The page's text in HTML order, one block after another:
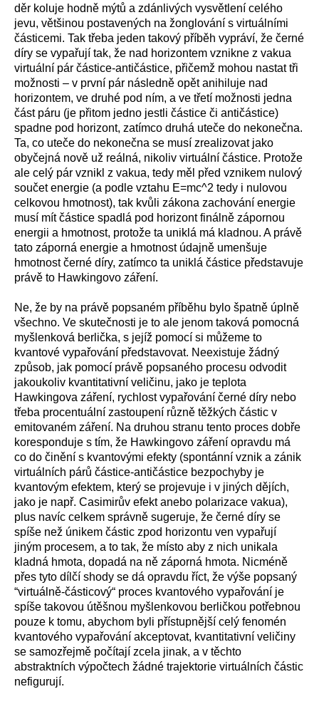
děr koluje hodně mýtů a zdánlivých vysvětlení celého
jevu, většinou postavených na žonglování s virtuálními
částicemi. Tak třeba jeden takový příběh vypráví, že černé
díry se vypařují tak, že nad horizontem vznikne z vakua
virtuální pár částice-antičástice, přičemž mohou nastat tři
možnosti – v první pár následně opět anihiluje nad
horizontem, ve druhé pod ním, a ve třetí možnosti jedna
část páru (je přitom jedno jestli částice či antičástice)
spadne pod horizont, zatímco druhá uteče do nekonečna.
Ta, co uteče do nekonečna se musí zrealizovat jako
obyčejná nově už reálná, nikoliv virtuální částice. Protože
ale celý pár vznikl z vakua, tedy měl před vznikem nulový
součet energie (a podle vztahu E=mc^2 tedy i nulovou
celkovou hmotnost), tak kvůli zákona zachování energie
musí mít částice spadlá pod horizont finálně zápornou
energii a hmotnost, protože ta uniklá má kladnou. A právě
tato záporná energie a hmotnost údajně umenšuje
hmotnost černé díry, zatímco ta uniklá částice představuje
právě to Hawkingovo záření.
Ne, že by na právě popsaném příběhu bylo špatně úplně
všechno. Ve skutečnosti je to ale jenom taková pomocná
myšlenková berlička, s jejíž pomocí si můžeme to
kvantové vypařování představovat. Neexistuje žádný
způsob, jak pomocí právě popsaného procesu odvodit
jakoukoliv kvantitativní veličinu, jako je teplota
Hawkingova záření, rychlost vypařování černé díry nebo
třeba procentuální zastoupení různě těžkých částic v
emitovaném záření. Na druhou stranu tento proces dobře
koresponduje s tím, že Hawkingovo záření opravdu má
co do činění s kvantovými efekty (spontánní vznik a zánik
virtuálních párů částice-antičástice bezpochyby je
kvantovým efektem, který se projevuje i v jiných dějích,
jako je např. Casimirův efekt anebo polarizace vakua),
plus navíc celkem správně sugeruje, že černé díry se
spíše než únikem částic zpod horizontu ven vypařují
jiným procesem, a to tak, že místo aby z nich unikala
kladná hmota, dopadá na ně záporná hmota. Nicméně
přes tyto dílčí shody se dá opravdu říct, že výše popsaný
“virtuálně-částicový“ proces kvantového vypařování je
spíše takovou útěšnou myšlenkovou berličkou potřebnou
pouze k tomu, abychom byli přístupnější celý fenomén
kvantového vypařování akceptovat, kvantitativní veličiny
se samozřejmě počítají zcela jinak, a v těchto
abstraktních výpočtech žádné trajektorie virtuálních částic
nefigurují.